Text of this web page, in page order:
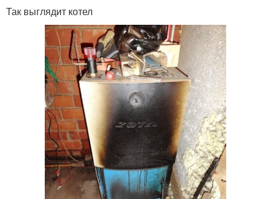
Так выглядит котел